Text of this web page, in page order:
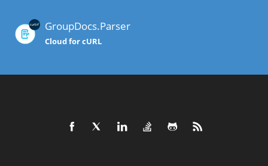
GroupDocs.Parser
Cloud for cURL